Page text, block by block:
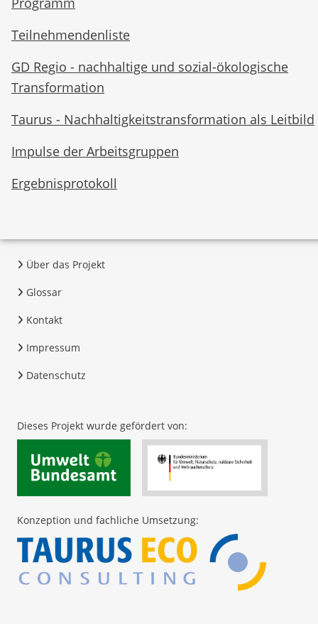
Teilnehmendenliste
GD Regio - nachhaltige und sozial-ökologische
Transformation
Taurus - Nachhaltigkeitstransformation als Leitbild
Impulse der Arbeitsgruppen
Ergebnisprotokoll
Über das Projekt
Glossar
Kontakt
Impressum
Datenschutz
Dieses Projekt wurde gefördert von:
Konzeption und fachliche Umsetzung: